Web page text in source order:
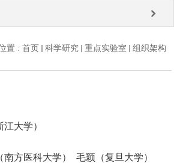
置 : 首页 科学研究 重点实验室 组织架构
大学）
方医科大学） 毛颖（复旦大学）